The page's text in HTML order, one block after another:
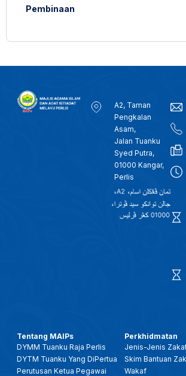
Pembinaan
A2, Taman
Pengkalan
Asam,
Jalan Tuanku
Syed Putra,
01000 Kangar,
Perlis
Tentang MAIPs
DYMM Tuanku Raja Perlis
DYTM Tuanku Yang DiPertua
Perutusan Ketua Pegawai
Perkhidmatan
Jenis-Jenis
Skim Bantuan
Wakaf